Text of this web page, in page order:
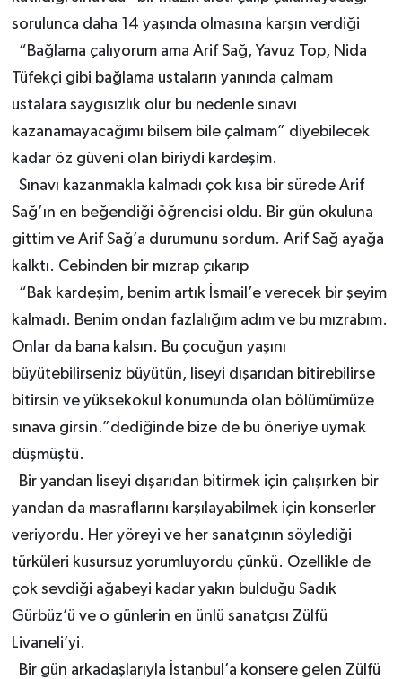
sorulunca daha 14 yaşında olmasına karşın verdiği
“Bağlama çalıyorum ama Arif Sağ, Yavuz Top, Nida
Tüfekçi gibi bağlama ustaların yanında çalmam
ustalara saygısızlık olur bu nedenle sınavı
kazanamayacağımı bilsem bile çalmam” diyebilecek
kadar öz güveni olan biriydi kardeşim.
Sınavı kazanmakla kalmadı çok kısa bir sürede Arif
Sağ’ın en beğendiği öğrencisi oldu. Bir gün okuluna
gittim ve Arif Sağ’a durumunu sordum. Arif Sağ ayağa
kalktı. Cebinden bir mızrap çıkarıp
“Bak kardeşim, benim artık İsmail’e verecek bir şeyim
kalmadı. Benim ondan fazlalığım adım ve bu mızrabım.
Onlar da bana kalsın. Bu çocuğun yaşını
büyütebilirseniz büyütün, liseyi dışarıdan bitirebilirse
bitirsin ve yüksekokul konumunda olan bölümümüze
sınava girsin.”dediğinde bize de bu öneriye uymak
düşmüştü.
Bir yandan liseyi dışarıdan bitirmek için çalışırken bir
yandan da masraflarını karşılayabilmek için konserler
veriyordu. Her yöreyi ve her sanatçının söylediği
türküleri kusursuz yorumluyordu çünkü. Özellikle de
çok sevdiği ağabeyi kadar yakın bulduğu Sadık
Gürbüz’ü ve o günlerin en ünlü sanatçısı Zülfü
Livaneli’yi.
Bir gün arkadaşlarıyla İstanbul’a konsere gelen Zülfü